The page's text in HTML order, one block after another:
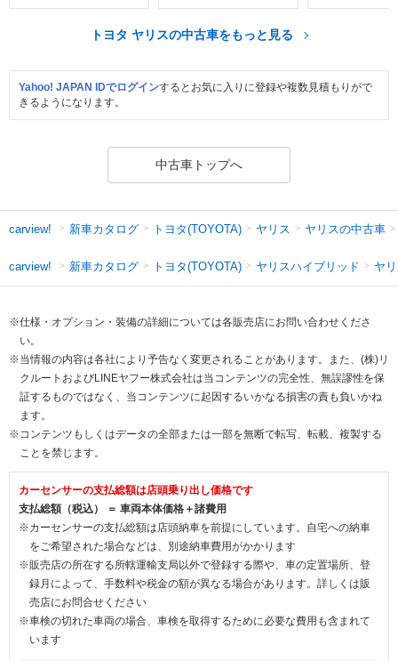
トヨタ ヤリスの中古車をもっと見る
Yahoo! JAPAN IDでログインするとお気に入りに登録や複数見積もりがで
きるようになります。
中古車トップへ
carview! 新車カタログ トヨタ(TOYOTA) ヤリス ヤリスの中古車
carview! 新車カタログ トヨタ(TOYOTA) ヤリスハイブリッド ヤ
※仕様・オプション・装備の詳細については各販売店にお問い合わせくださ
い。
※当情報の内容は各社により予告なく変更されることがあります。また、(株)リ
クルートおよびLINEヤフー株式会社は当コンテンツの完全性、無誤謬性を保
証するものではなく、当コンテンツに起因するいかなる損害の責も負いかね
ます。
※コンテンツもしくはデータの全部または一部を無断で転写、転載、複製する
ことを禁じます。
カーセンサーの支払総額は店頭乗り出し価格です
支払総額（税込） ＝ 車両本体価格＋諸費用
※カーセンサーの支払総額は店頭納車を前提にしています。自宅への納車
をご希望された場合などは、別途納車費用がかかります
※販売店の所在する所轄運輸支局以外で登録する際や、車の定置場所、登
録月によって、手数料や税金の額が異なる場合があります。詳しくは販
売店にお問合せください
※車検の切れた車両の場合、車検を取得するために必要な費用も含まれて
います